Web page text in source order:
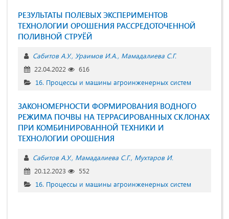
РЕЗУЛЬТАТЫ ПОЛЕВЫХ ЭКСПЕРИМЕНТОВ
ТЕХНОЛОГИИ ОРОШЕНИЯ РАССРЕДОТОЧЕННОЙ
ПОЛИВНОЙ СТРУЁЙ
Сабитов А.У. Ураимов И.А. Мамадалиева С.Г.
22.04.2022
616
16. Процессы и машины агроинженерных систем
ЗАКОНОМЕРНОСТИ ФОРМИРОВАНИЯ ВОДНОГО
РЕЖИМА ПОЧВЫ НА ТЕРРАСИРОВАННЫХ СКЛОНАХ
ПРИ КОМБИНИРОВАННОЙ ТЕХНИКИ И
ТЕХНОЛОГИИ ОРОШЕНИЯ
Сабитов А.У. Мамадалиева С.Г. Мухтаров И.
20.12.2023
552
16. Процессы и машины агроинженерных систем